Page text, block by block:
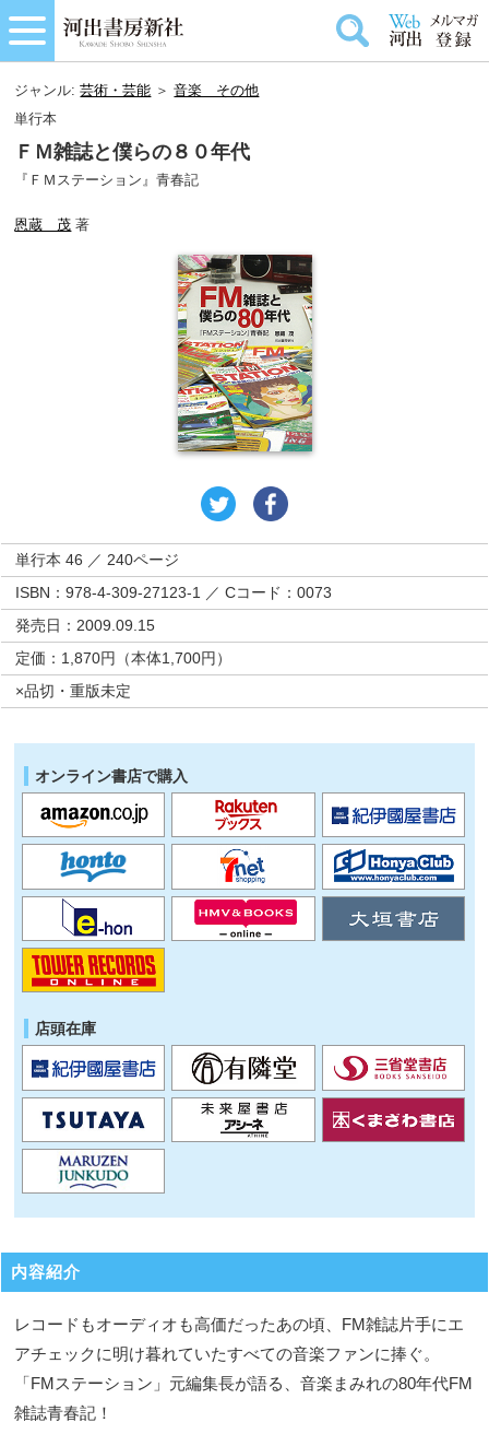
ジャンル:芸術・芸能 ＞音楽＿その他
単行本
ＦＭ雑誌と僕らの８０年代
『ＦＭステーション』青春記
恩蔵 茂 著
単行本 46 ／ 240ページ
ISBN：978-4-309-27123-1 ／ Cコード：0073
発売日：2009.09.15
定価：1,870円（本体1,700円）
×品切・重版未定
オンライン書店で購入
店頭在庫
内容紹介
レコードもオーディオも高価だったあの頃、FM雑誌片手にエ
アチェックに明け暮れていたすべての音楽ファンに捧ぐ。
「FMステーション」元編集長が語る、音楽まみれの80年代FM
雑誌青春記！